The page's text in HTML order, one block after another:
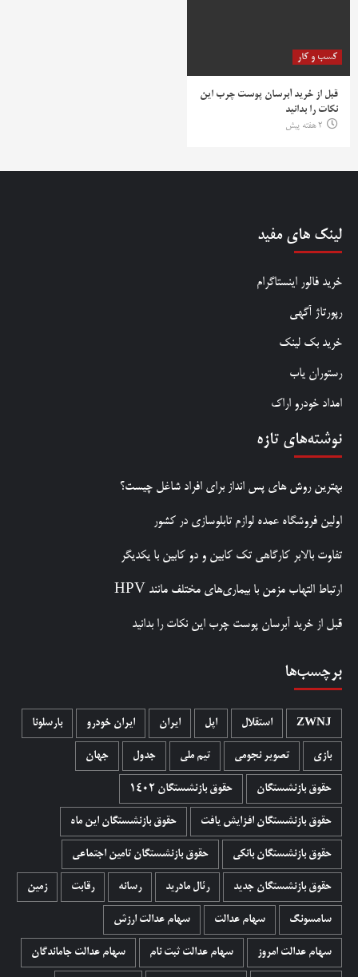
کسب و کار
قبل از خرید آبرسان پوست چرب این
نکات را بدانید
2 هفته پیش
لینک های مفید
خرید فالور اینستاگرام
رپورتاژ آگهی
خرید بک لینک
رستوران یاب
امداد خودرو اراک
نوشته‌های تازه
بهترین روش‌ های پس‌ انداز برای افراد شاغل چیست؟
اولین فروشگاه عمده لوازم تابلوسازی در کشور
تفاوت بالابر کارگاهی تک کابین و دو کابین با یکدیگر
ارتباط التهاب مزمن با بیماری‌های مختلف مانند HPV
قبل از خرید آبرسان پوست چرب این نکات را بدانید
برچسب‌ها
ZWNJ استقلال اپل ایران ایران خودرو بارسلونا
بازی تصویر نجومی تیم ملی جدول جهان
حقوق بازنشستگان حقوق بازنشستگان 1402
حقوق بازنشستگان افزایش یافت حقوق بازنشستگان این ماه
حقوق بازنشستگان بانکی حقوق بازنشستگان تامین اجتماعی
حقوق بازنشستگان جدید رئال مادرید رسانه رقابت زمین
سامسونگ سهام عدالت سهام عدالت ارزش
سهام عدالت امروز سهام عدالت ثبت نام سهام عدالت جاماندگان